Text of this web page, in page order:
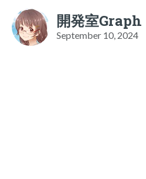
開発室Graph
September 10, 2024